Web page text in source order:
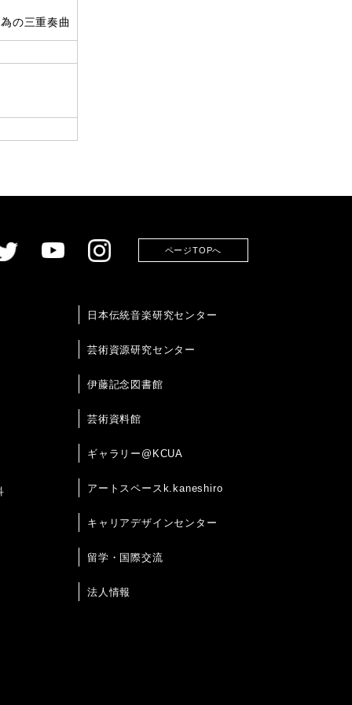
の三重奏曲
ページTOPへ
日本伝統音楽研究センター
芸術資源研究センター
伊藤記念図書館
芸術資料館
ギャラリー@KCUA
アートスペースk.kaneshiro
キャリアデザインセンター
留学・国際交流
法人情報